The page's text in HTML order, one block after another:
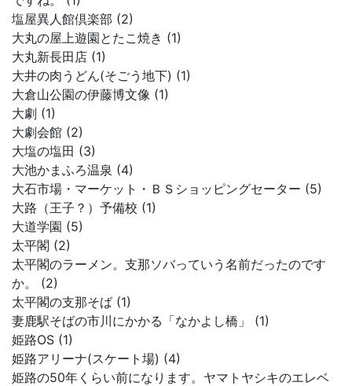
塩屋異人館倶楽部 (2)
大丸の屋上遊園とたこ焼き (1)
大丸新長田店 (1)
大井の肉うどん(そごう地下) (1)
大倉山公園の伊藤博文像 (1)
大劇 (1)
大劇会館 (2)
大塩の塩田 (3)
大池かまふろ温泉 (4)
大石市場・マーケット・ＢＳショッピングセーター (5)
大路（王子？）予備校 (1)
大道学園 (5)
太平閣 (2)
太平閣のラーメン。支那ソバっていう名前だったのです
か。 (2)
太平閣の支那そば (1)
妻鹿駅そばの市川にかかる「なかよし橋」 (1)
姫路OS (1)
姫路アリーナ(スケート場) (4)
姫路の50年くらい前になります。ヤマトヤシキのエレベ